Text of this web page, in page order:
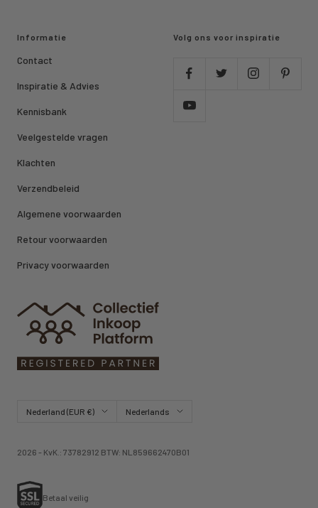
Informatie
Contact
Inspiratie & Advies
Kennisbank
Veelgestelde vragen
Klachten
Verzendbeleid
Algemene voorwaarden
Retour voorwaarden
Privacy voorwaarden
Volg ons voor inspiratie
Land/regio Nederland (EUR €) Taal
Nederlands
2026 - KvK.: 73782912 BTW: NL859662470B01
Betaal veilig